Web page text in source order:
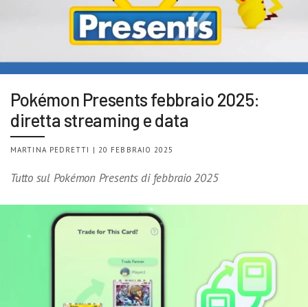
Pokémon Presents febbraio 2025:
diretta streaming e data
MARTINA PEDRETTI | 20 FEBBRAIO 2025
Tutto sul Pokémon Presents di febbraio 2025